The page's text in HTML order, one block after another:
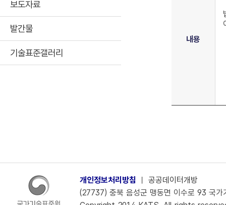
내용
보도자료
발간물
기술표준갤러리
개인정보처리방침 ㅣ 공공데이터개방
(27737) 충북 음성군 맹동면 이수로 93 국